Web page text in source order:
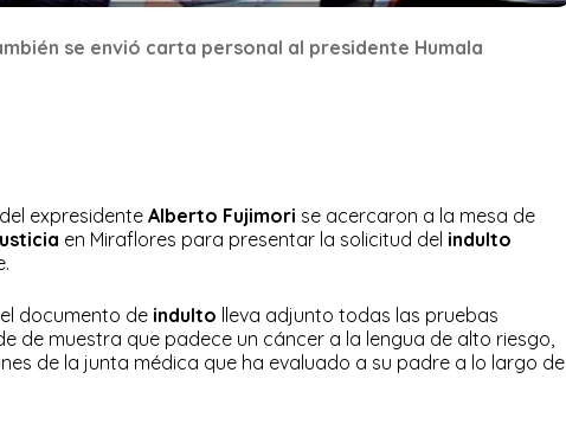
se envió carta personal al presidente Humala
expresidente Alberto Fujimori se acercaron a la mesa de
en Miraflores para presentar la solicitud del indulto
documento de indulto lleva adjunto todas las pruebas
de muestra que padece un cáncer a la lengua de alto riesgo,
de la junta médica que ha evaluado a su padre a lo largo de